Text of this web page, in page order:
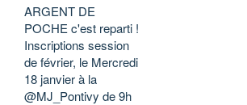
ARGENT DE
POCHE c'est reparti !
Inscriptions session
de février, le Mercredi
18 janvier à la
@MJ_Pontivy de 9h